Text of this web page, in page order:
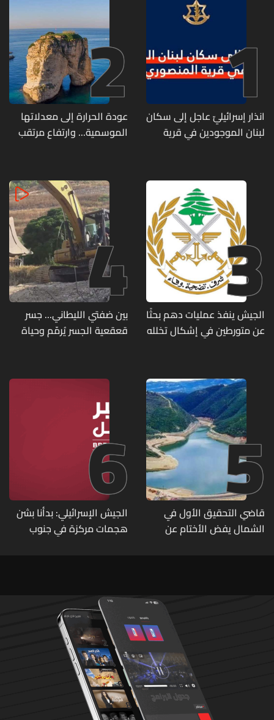
1
انذار إسرائيليّ عاجل إلى سكان
لبنان الموجودين في قرية
2
عودة الحرارة إلى معدلاتها
الموسمية... وارتفاع مرتقب
3
الجيش ينفذ عمليات دهم بحثًا
عن متورطين في إشكال تخلله
مزروعة بالماريجوانا
4
بين ضفتي الليطاني... جسر
قعقعية الجسر يُرمّم وحياة
5
قاضي التحقيق الأول في
الشمال يفض الأختام عن
6
الجيش الإسرائيلي: بدأنا بشن
هجمات مركزة في جنوب